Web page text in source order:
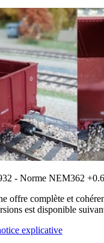
- Norme NEM362
offre complète et
est disponible
explicative